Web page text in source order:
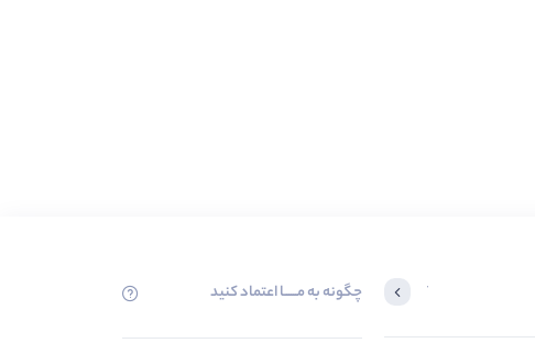
آخرین محصولاتی که بازدید کردید
چگونه به مــــــا اعتماد کنید